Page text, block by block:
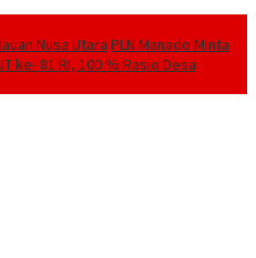
Nusa Utara PLN Manado Minta
ke- 81 RI, 100 % Rasio Desa